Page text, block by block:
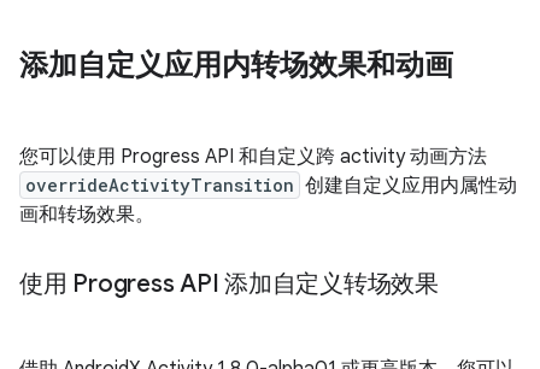
添加自定义应用内转场效果和动画
您可以使用 Progress API 和自定义跨 activity 动画方法
overrideActivityTransition 创建自定义应用内属性动
画和转场效果。
使用 Progress API 添加自定义转场效果